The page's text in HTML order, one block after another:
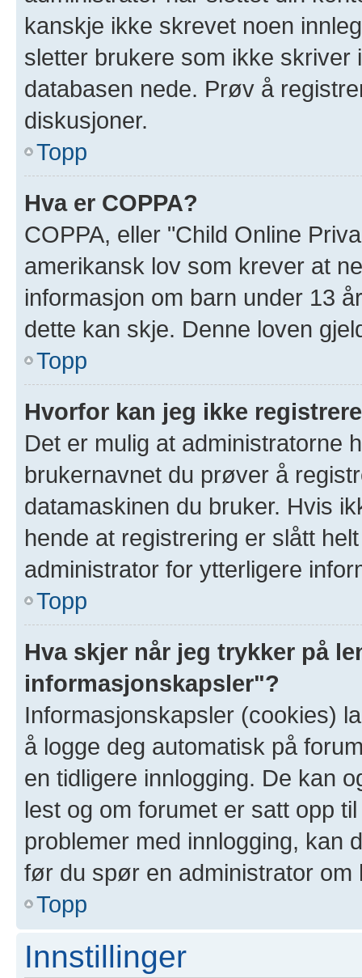
kanskje ikke skrevet noen
sletter brukere som ikke
databasen nede. Prøv å
diskusjoner.
Topp
Hva er COPPA?
COPPA, eller "Child Online
amerikansk lov som krever at
informasjon om barn under 13
dette kan skje. Denne loven
Topp
Hvorfor kan jeg ikke
Det er mulig at administratorne
brukernavnet du prøver å
datamaskinen du bruker. Hvis
hende at registrering er slått
administrator for ytterligere
Topp
Hva skjer når jeg trykker på
informasjonskapsler"?
Informasjonskapsler (cookies)
å logge deg automatisk på
en tidligere innlogging. De kan
lest og om forumet er satt opp
problemer med innlogging,
før du spør en administrator
Topp
Innstillinger